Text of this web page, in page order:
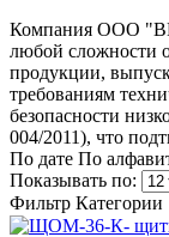
Компания ООО
любой сложности
продукции,
требованиям
безопасности
004/2011), что
По дате По
Показывать по:
Фильтр Категории